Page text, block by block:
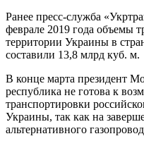
Ранее пресс-служба
феврале 2019 года объемы
территории Украины в
составили 13,8 млрд куб. м.
В конце марта президент
республика не готова к
транспортировки
Украины, так как на
альтернативного